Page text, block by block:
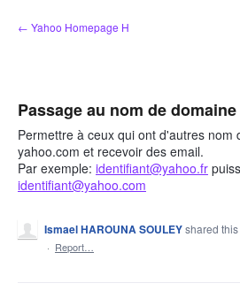
Skip
to
← Yahoo Homepage H
Passage au nom de
Permettre à ceux qui ont d'autres nom
yahoo.com et recevoir des email.
Par exemple: identifiant@yahoo.fr
identifiant@yahoo.com
Ismael HAROUNA SOULEYshared
· Report…